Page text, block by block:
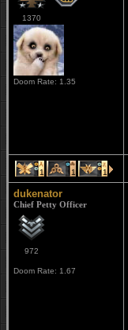
1370
Doom Rate: 1.35
1 1 1
dukenator
Chief Petty Officer
972
Doom Rate: 1.67